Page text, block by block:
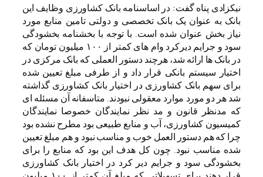
نیکزادی پناه گفت: در اساسنامه بانک کشاورزی وظایف این
بانک به عنوان یک بانک تخصصی و دولتی تامین منابع مورد
نیاز بخش عنوان شده است. با توجه با بخشنامه بخشودگی
سود و جرایم دیرکرد وام های کمتر از ۱۰۰ میلیون تومان که
در بانک ها ارائه شد، هرچند دستور العملی که بانک مرکزی در
اختیار سیستم بانکی قرار داد و از طرفی مبلغ تعیین شده
برای سهم بانک کشاورزی در اختیار بانک کشاورزی گذاشته
شد هر دو مورد موارد معقولی نبودند. متاسفانه آن مسئله ای
که مدنظر قانون و مد نظر نمایندگان خصوصا نمایندگان
کمیسیون کشاورزی، آب و منابع طبیعی بود مطرح نشده بود
چرا که هم دستور العمل خوب و مناسب نبود و هم مبلغ تعیین
شده مناسب نبود. چون کل هدف این بود که منابع را برای
بخشودگی سود و جرایم دیر کرد در اختیار بانک کشاورزی